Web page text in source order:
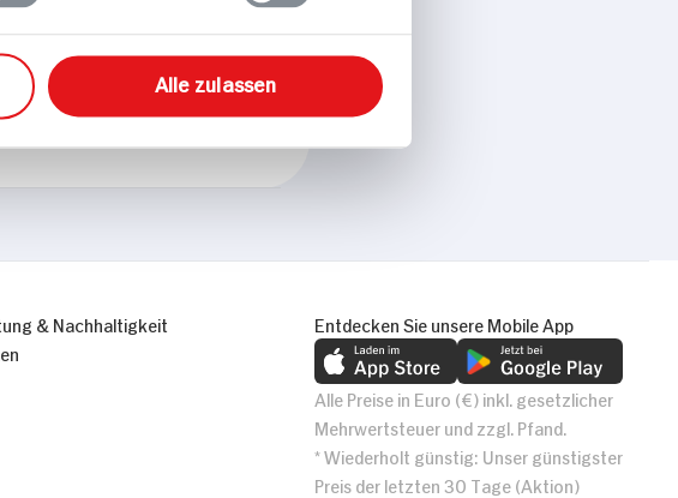
Alle zulassen
& Nachhaltigkeit
Entdecken Sie unsere Mobile App
Alle Preise in Euro (€) inkl. gesetzlicher
Mehrwertsteuer und zzgl. Pfand.
* Wiederholt günstig: Unser günstigster
Preis der letzten 30 Tage (Aktion)